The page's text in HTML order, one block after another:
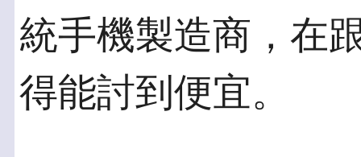
統手機製造商，在
得能討到便宜。